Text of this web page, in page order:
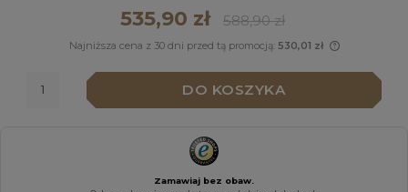
535,90 zł 588,90 zł
Najniższa cena z 30 dni przed tą promocją: 530,01 zł
niż 30
cena od
DO KOSZYKA